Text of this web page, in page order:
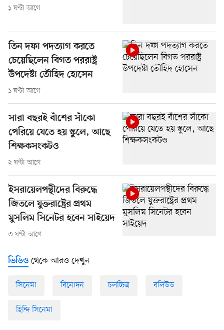
১ ঘণ্টা আগে
তিন দফা পদত্যাগ করতে
চেয়েছিলেন বিগত পররাষ্ট্র
উপদেষ্টা তৌহিদ হোসেন
১ ঘণ্টা আগে
সারা বছরই বাঁশের সাঁকো
পেরিয়ে যেতে হয় স্কুলে, আছে
শিক্ষকসংকটও
২ ঘণ্টা আগে
ইসরায়েলপন্থীদের বিরুদ্ধে
জিতলে যুক্তরাষ্ট্রের প্রথম
মুসলিম সিনেটর হবেন সাইয়েদ
৩ ঘণ্টা আগে
ভিডিও থেকে আরও দেখুন
সিনেমা বিনোদন চলচ্চিত্র বলিউড
হিন্দি সিনেমা